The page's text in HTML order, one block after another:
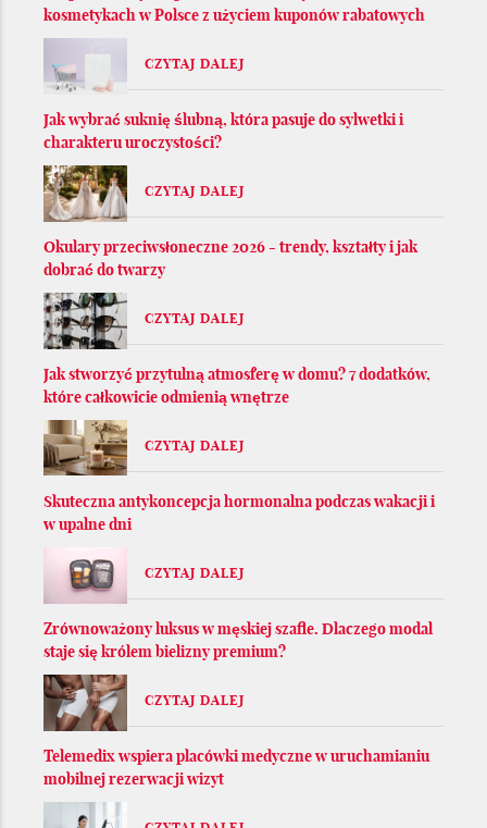
kosmetykach w Polsce z użyciem kuponów rabatowych
CZYTAJ DALEJ
Jak wybrać suknię ślubną, która pasuje do sylwetki i
charakteru uroczystości?
CZYTAJ DALEJ
Okulary przeciwsłoneczne 2026 - trendy, kształty i jak
dobrać do twarzy
CZYTAJ DALEJ
Jak stworzyć przytulną atmosferę w domu? 7 dodatków,
które całkowicie odmienią wnętrze
CZYTAJ DALEJ
Skuteczna antykoncepcja hormonalna podczas wakacji i
w upalne dni
CZYTAJ DALEJ
Zrównoważony luksus w męskiej szafie. Dlaczego modal
staje się królem bielizny premium?
CZYTAJ DALEJ
Telemedix wspiera placówki medyczne w uruchamianiu
mobilnej rezerwacji wizyt